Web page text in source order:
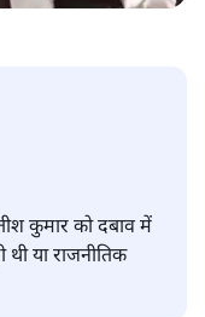
कुमार को दबाव में
या राजनीतिक